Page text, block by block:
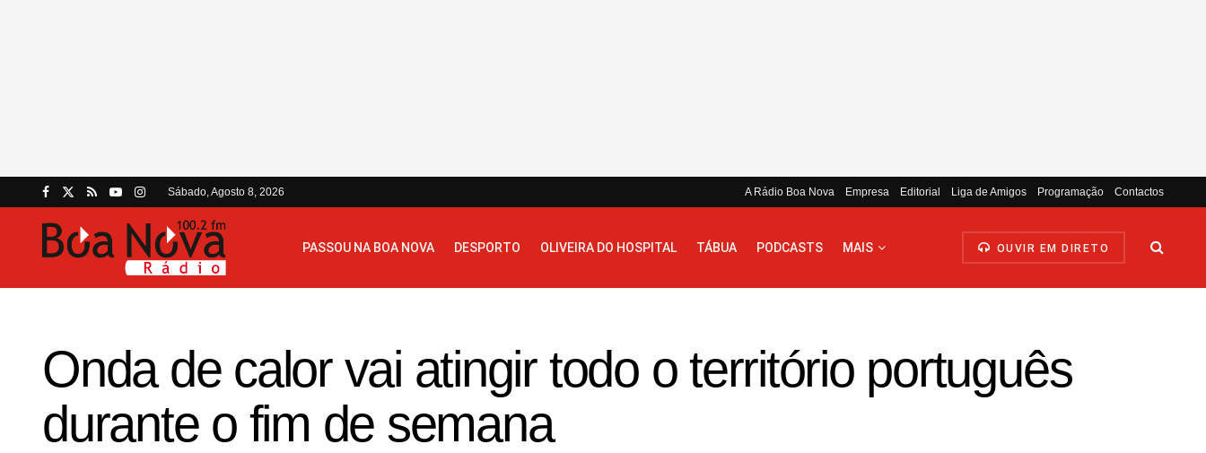
Sábado, Agosto 8, 2026 A Rádio Boa Nova Empresa Editorial Liga de Amigos Programação Contactos
PASSOU NA BOA NOVA DESPORTO OLIVEIRA DO HOSPITAL TÁBUA PODCASTS MAIS OUVIR EM DIRETO
Onda de calor vai atingir todo o território português
durante o fim de semana